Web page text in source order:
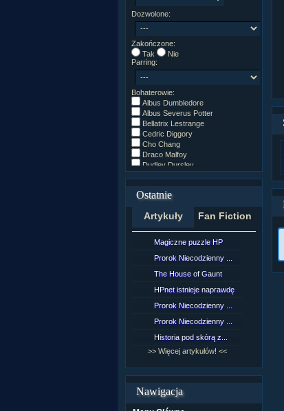
Dozwolone:
Zakończone:
Tak
Nie
Parring:
Bohaterowie:
Albus Dumbledore
Albus Severus Potter
Bellatrix Lestrange
Cedric Diggory
Cho Chang
Draco Malfoy
Dudley Dursley
Godryk Gryffindor
Helga Hufflepuff
Inne
James Potter
James Syriusz Potter
Lily Evans
Lily Luna Potter
Lord Voldemort
Lucjusz Malfoy
Luna Lovegood
Minerwa MacGonagall
Neville Longbottom
Nimfadora Tonks
Ron Weasley
Rose Weasley
Ostatnie
Artykuły Fan Fiction
Magiczne puzzle HP
Prorok Niecodzienny ...
The House of Gaunt
HPnet istnieje naprawdę
Prorok Niecodzienny ...
Prorok Niecodzienny ...
Historia pod skórą z...
>> Więcej artykułów! <<
Nawigacja